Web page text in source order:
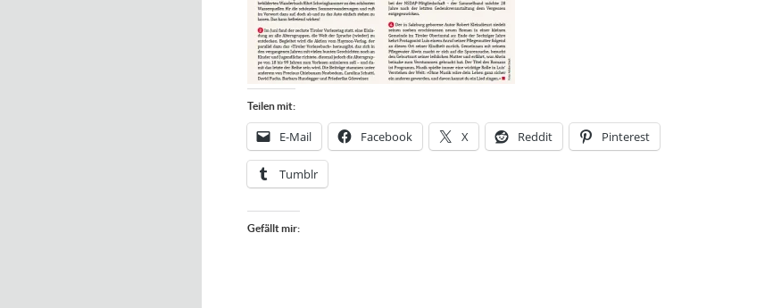
Teilen mit:
E-Mail Facebook X Reddit Pinterest
Tumblr
Gefällt mir: